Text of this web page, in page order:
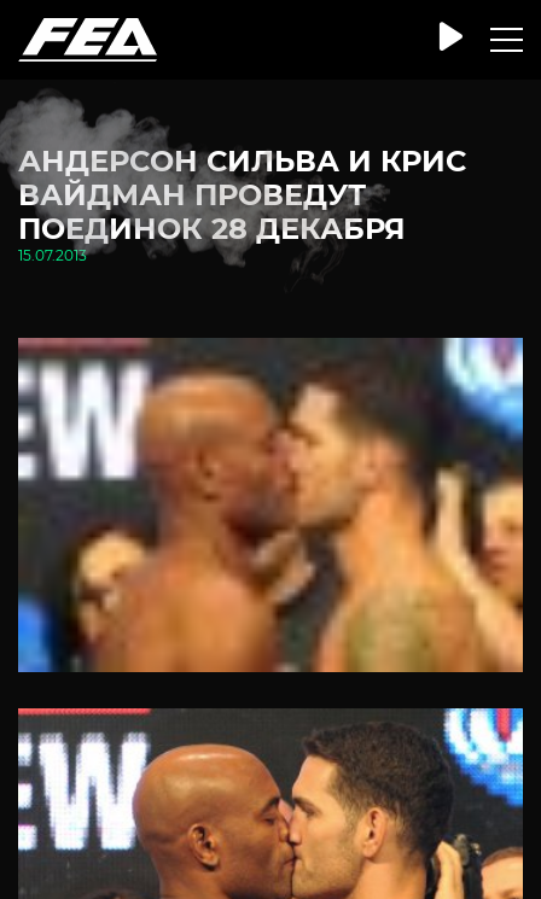
АНДЕРСОН СИЛЬВА И КРИС
ВАЙДМАН ПРОВЕДУТ
ПОЕДИНОК 28 ДЕКАБРЯ
15.07.2013